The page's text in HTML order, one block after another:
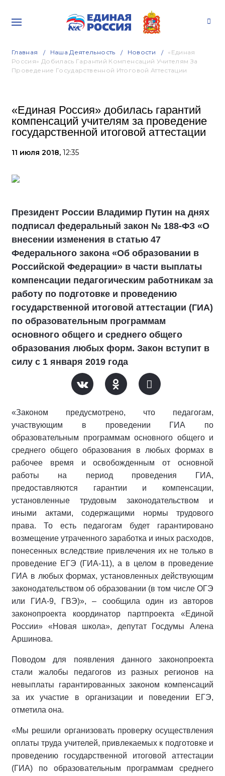
Главная Наша Деятельность Новости
«Единая
Россия» Добилась Гарантий Компенсаций Учителям За
Проведение Государственной Итоговой Аттестации
«Единая Россия» добилась гарантий
компенсаций учителям за проведение
государственной итоговой аттестации
11 июля 2018, 12:35
Президент России Владимир Путин на днях
подписал федеральный закон № 188-ФЗ «О
внесении изменения в статью 47
Федерального закона «Об образовании в
Российской Федерации» в части выплаты
компенсации педагогическим работникам за
работу по подготовке и проведению
государственной итоговой аттестации (ГИА)
по образовательным программам
основного общего и среднего общего
образования любых форм. Закон вступит в
силу с 1 января 2019 года
«Законом предусмотрено, что педагогам,
участвующим в проведении ГИА по
образовательным программам основного общего и
среднего общего образования в любых формах в
рабочее время и освобожденным от основной
работы на период проведения ГИА,
предоставляются гарантии и компенсации,
установленные трудовым законодательством и
иными актами, содержащими нормы трудового
права. То есть педагогам будет гарантировано
возмещение утраченного заработка и иных расходов,
понесенных вследствие привлечения их не только в
проведение ЕГЭ (ГИА-11), а в целом в проведение
ГИА в любых формах, установленных действующим
законодательством об образовании (в том числе ОГЭ
или ГИА-9, ГВЭ)», – сообщила один из авторов
законопроекта координатор партпроекта «Единой
России» «Новая школа», депутат Госдумы Алена
Аршинова.
Поводом для появления данного законопроекта
стали жалобы педагогов из разных регионов на
невыплаты гарантированных законом компенсаций
за их участие в организации и поведении ЕГЭ,
отметила она.
«Мы решили организовать проверку осуществления
оплаты труда учителей, привлекаемых к подготовке и
проведению государственной итоговой аттестации
(ГИА) по образовательным программам среднего